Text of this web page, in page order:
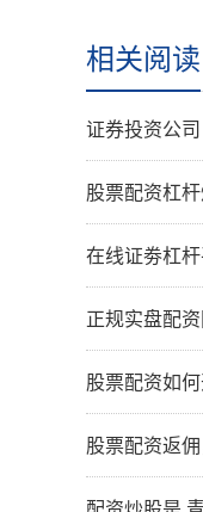
相关阅读
证券投资公
股票配资杠杆炒股 8月6日
在线证劵杠杆平台 美国
正规实盘配资网站
股票配资如何开
股票配资返